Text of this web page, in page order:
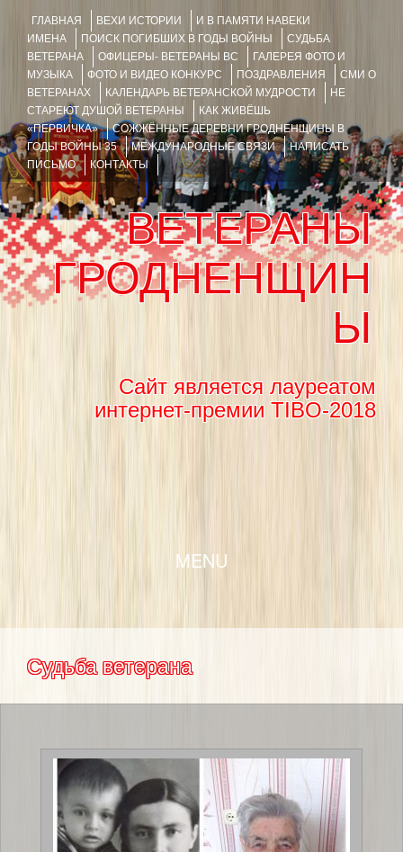
ГЛАВНАЯ ВЕХИ ИСТОРИИ
И В ПАМЯТИ НАВЕКИ
ИМЕНА
ПОИСК ПОГИБШИХ В ГОДЫ ВОЙНЫ
СУДЬБА
ВЕТЕРАНА
ОФИЦЕРЫ- ВЕТЕРАНЫ ВС
ГАЛЕРЕЯ ФОТО И
МУЗЫКА
ФОТО И ВИДЕО КОНКУРС ПОЗДРАВЛЕНИЯ
СМИ О
ВЕТЕРАНАХ
КАЛЕНДАРЬ ВЕТЕРАНСКОЙ МУДРОСТИ
НЕ
СТАРЕЮТ ДУШОЙ ВЕТЕРАНЫ
КАК ЖИВЁШЬ
«ПЕРВИЧКА»
СОЖЖЁННЫЕ ДЕРЕВНИ ГРОДНЕНЩИНЫ В
ГОДЫ ВОЙНЫ 35
МЕЖДУНАРОДНЫЕ СВЯЗИ
НАПИСАТЬ
ПИСЬМО
КОНТАКТЫ
ВЕТЕРАНЫ
ГРОДНЕНЩИН
Ы
Сайт является лауреатом
интернет-премии TIBO-2018
MENU
Судьба ветерана